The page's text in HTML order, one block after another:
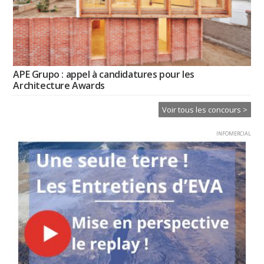
APE Grupo : appel à candidatures pour les
Architecture Awards
Voir tous les concours >
INFOMERCIAL